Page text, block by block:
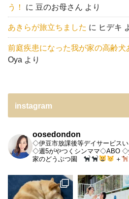
う！
に 豆のお母さん より
あきらが旅立ちました に ヒデキ
前庭疾患になった我が家の高齢
Oya より
instagram
oosedondon
◇伊豆市放課後等デイサービス
◇週5がやつくシンママ◇ABO
家のどうぶつ園
＋